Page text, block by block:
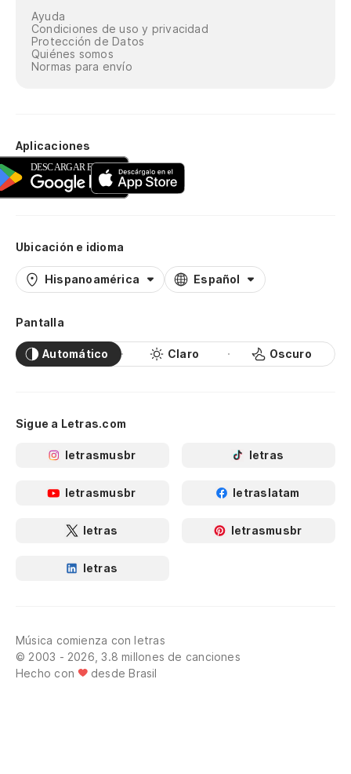
Ayuda
Condiciones de uso y privacidad
Protección de Datos
Quiénes somos
Normas para envío
Aplicaciones
Ubicación e idioma
Hispanoamérica Español
Pantalla
Automático Claro Oscuro
Sigue a Letras.com
letrasmusbr letras
letrasmusbr letraslatam
letras letrasmusbr
letras
Música comienza con letras
© 2003 - 2026, 3.8 millones de canciones
Hecho con
desde Brasil